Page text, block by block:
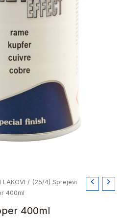
LAKOVI / (25/4) Sprejevi
400ml
400ml